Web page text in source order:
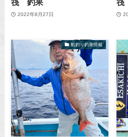
筏 釣果
2022年8月27日
筏
船釣り釣果情報